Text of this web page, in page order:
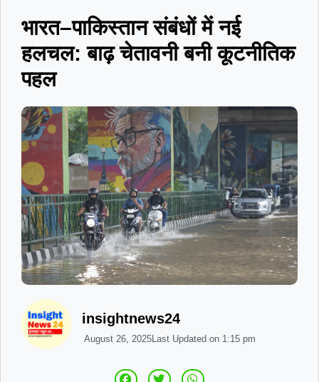
भारत–पाकिस्तान संबंधों में नई
हलचल: बाढ़ चेतावनी बनी कूटनीतिक
पहल
insightnews24
August 26, 2025Last Updated on 1:15 pm